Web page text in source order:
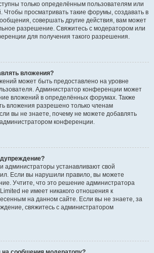
только определённым пользователям или
Чтобы просматривать такие форумы, создавать в
совершать другие действия, вам может
разрешение. Свяжитесь с модератором или
для получения такого разрешения.
вложения?
может быть предоставлено на уровне
Администратор конференции может
вложений в определённых форумах. Также
вложения разрешено только членам
вы не знаете, почему не можете добавлять
конференции.
администраторы устанавливают свой
Если вы нарушили правило, вы можете
Учтите, что это решение администратора
не имеет никакого отношения к
на данном сайте. Если вы не знаете, за
свяжитесь с администратором